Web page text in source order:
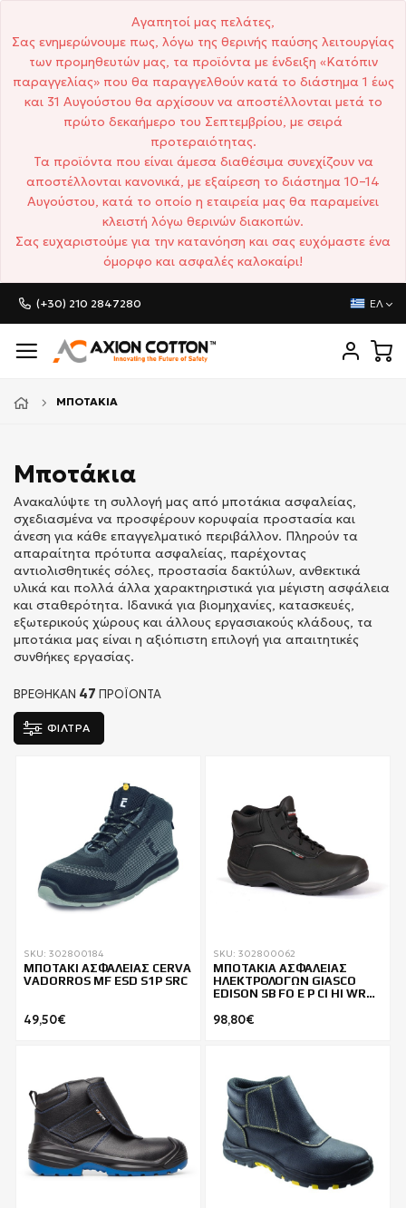
Αγαπητοί μας πελάτες,
Σας ενημερώνουμε πως, λόγω της θερινής παύσης λειτουργίας
των προμηθευτών μας, τα προϊόντα με ένδειξη «Κατόπιν
παραγγελίας» που θα παραγγελθούν κατά το διάστημα 1 έως
και 31 Αυγούστου θα αρχίσουν να αποστέλλονται μετά το
πρώτο δεκαήμερο του Σεπτεμβρίου, με σειρά
προτεραιότητας.
Τα προϊόντα που είναι άμεσα διαθέσιμα συνεχίζουν να
αποστέλλονται κανονικά, με εξαίρεση το διάστημα 10–14
Αυγούστου, κατά το οποίο η εταιρεία μας θα παραμείνει
κλειστή λόγω θερινών διακοπών.
Σας ευχαριστούμε για την κατανόηση και σας ευχόμαστε ένα
όμορφο και ασφαλές καλοκαίρι!
(+30) 210 2847280 ΕΛ
ΜΠΟΤΆΚΙΑ
Μποτάκια
Ανακαλύψτε τη συλλογή μας από μποτάκια ασφαλείας,
σχεδιασμένα να προσφέρουν κορυφαία προστασία και
άνεση για κάθε επαγγελματικό περιβάλλον. Πληρούν τα
απαραίτητα πρότυπα ασφαλείας, παρέχοντας
αντιολισθητικές σόλες, προστασία δακτύλων, ανθεκτικά
υλικά και πολλά άλλα χαρακτηριστικά για μέγιστη ασφάλεια
και σταθερότητα. Ιδανικά για βιομηχανίες, κατασκευές,
εξωτερικούς χώρους και άλλους εργασιακούς κλάδους, τα
μποτάκια μας είναι η αξιόπιστη επιλογή για απαιτητικές
συνθήκες εργασίας.
ΒΡΕΘΗΚΑΝ 47 ΠΡΟΪΌΝΤΑ
ΦΙΛΤΡΑ
SKU: 302800184
ΜΠΟΤΑΚΙ ΑΣΦΑΛΕΙΑΣ CERVA
VADORROS MF ESD S1P SRC
49,50€
SKU: 302800062
ΜΠΟΤΑΚΙΑ ΑΣΦΑΛΕΙΑΣ
ΗΛΕΚΤΡΟΛΟΓΩΝ GIASCO
EDISON SB FO E P CI HI WRU
98,80€